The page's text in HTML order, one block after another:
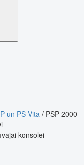
un PS Vita / PSP 2000